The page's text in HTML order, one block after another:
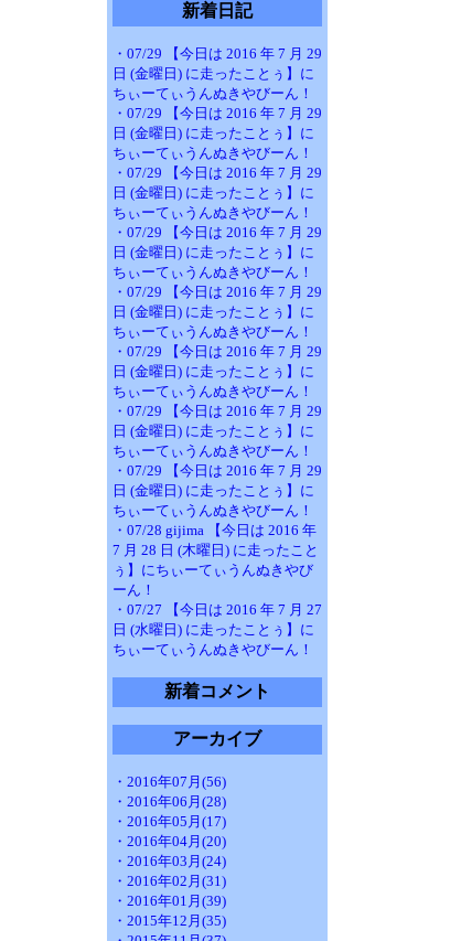
新着日記
・07/29 【今日は 2016 年 7 月 29
日 (金曜日) に走ったことぅ】に
ちぃーてぃうんぬきやびーん！
・07/29 【今日は 2016 年 7 月 29
日 (金曜日) に走ったことぅ】に
ちぃーてぃうんぬきやびーん！
・07/29 【今日は 2016 年 7 月 29
日 (金曜日) に走ったことぅ】に
ちぃーてぃうんぬきやびーん！
・07/29 【今日は 2016 年 7 月 29
日 (金曜日) に走ったことぅ】に
ちぃーてぃうんぬきやびーん！
・07/29 【今日は 2016 年 7 月 29
日 (金曜日) に走ったことぅ】に
ちぃーてぃうんぬきやびーん！
・07/29 【今日は 2016 年 7 月 29
日 (金曜日) に走ったことぅ】に
ちぃーてぃうんぬきやびーん！
・07/29 【今日は 2016 年 7 月 29
日 (金曜日) に走ったことぅ】に
ちぃーてぃうんぬきやびーん！
・07/29 【今日は 2016 年 7 月 29
日 (金曜日) に走ったことぅ】に
ちぃーてぃうんぬきやびーん！
・07/28 gijima 【今日は 2016 年
7 月 28 日 (木曜日) に走ったこと
ぅ】にちぃーてぃうんぬきやび
ーん！
・07/27 【今日は 2016 年 7 月 27
日 (水曜日) に走ったことぅ】に
ちぃーてぃうんぬきやびーん！
新着コメント
アーカイブ
・2016年07月(56)
・2016年06月(28)
・2016年05月(17)
・2016年04月(20)
・2016年03月(24)
・2016年02月(31)
・2016年01月(39)
・2015年12月(35)